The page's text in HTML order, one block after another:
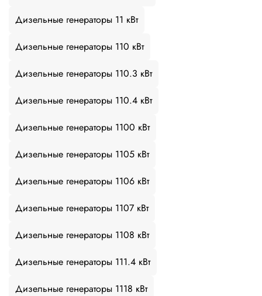
Дизельные генераторы 11 кВт
Дизельные генераторы 110 кВт
Дизельные генераторы 110.3 кВт
Дизельные генераторы 110.4 кВт
Дизельные генераторы 1100 кВт
Дизельные генераторы 1105 кВт
Дизельные генераторы 1106 кВт
Дизельные генераторы 1107 кВт
Дизельные генераторы 1108 кВт
Дизельные генераторы 111.4 кВт
Дизельные генераторы 1118 кВт